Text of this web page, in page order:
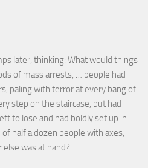
later, thinking: What would things
of mass arrests, … people had
paling with terror at every bang of
step on the staircase, but had
to lose and had boldly set up in
half a dozen people with axes,
was at hand?